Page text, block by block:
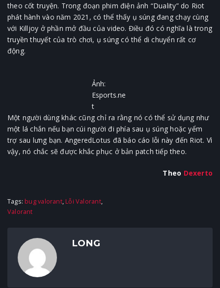
theo cốt truyện. Trong đoạn phim điện ảnh “Duality” do Riot
phát hành vào năm 2021, có thể thấy ụ súng đang chạy cùng
với Killjoy ở phần mở đầu của video. Điều đó có nghĩa là trong
truyền thuyết của trò chơi, ụ súng có thể di chuyển rất cơ
động.
Ảnh:
Esports.ne
t
Một người dùng khác cũng chỉ ra rằng nó có thể sử dụng như
một lá chắn nếu bạn cúi người đi phía sau ụ súng hoặc yểm
trợ sau lưng bạn. AngeredLotus đã báo cáo lỗi này đến Riot. Vì
vậy, nó chắc sẽ được khắc phục ở bản patch tiếp theo.
Theo Dexerto
Tags:bug valorant,Lỗi Valorant,
Valorant
LONG